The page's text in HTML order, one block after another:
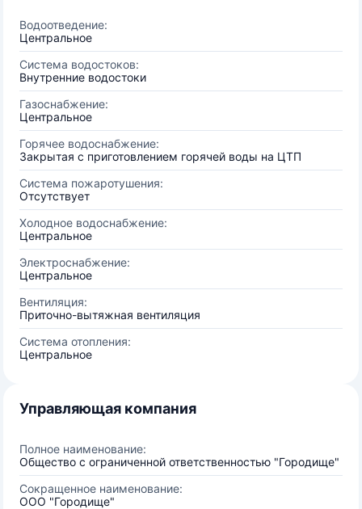
Водоотведение:
Центральное
Система водостоков:
Внутренние водостоки
Газоснабжение:
Центральное
Горячее водоснабжение:
Закрытая с приготовлением горячей воды на ЦТП
Система пожаротушения:
Отсутствует
Холодное водоснабжение:
Центральное
Электроснабжение:
Центральное
Вентиляция:
Приточно-вытяжная вентиляция
Система отопления:
Центральное
Управляющая компания
Полное наименование:
Общество с ограниченной ответственностью "Городище"
Сокращенное наименование:
ООО "Городище"